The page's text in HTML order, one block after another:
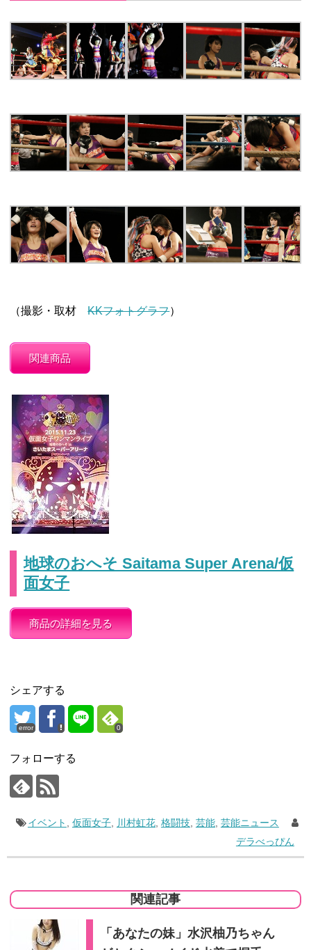
（撮影・取材KKフォトグラフ）
関連商品
地球のおへそ Saitama Super Arena/仮
面女子
商品の詳細を見る
シェアする
error 0
フォローする
イベント 仮面女子, 川村虹花, 格闘技, 芸能, 芸能ニュース
デラべっぴん
関連記事
「あなたの妹」水沢柚乃ちゃん